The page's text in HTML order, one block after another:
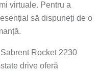
virtuale. Pentru a
să dispuneți de o
Rocket 2230
drive oferă